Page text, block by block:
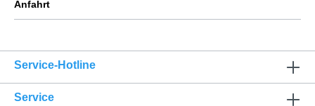
Anfahrt
Service-Hotline
Service